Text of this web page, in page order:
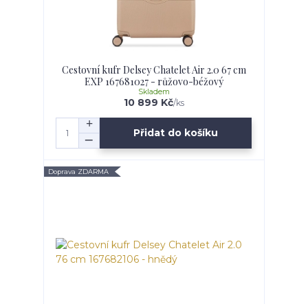
Cestovní kufr Delsey Chatelet Air 2.0 67 cm
EXP 167681027 - růžovo-béžový
10 899 Kč/ks
Skladem
Přidat do košíku
Doprava ZDARMA